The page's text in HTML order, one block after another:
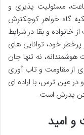
مسئولیت پذیری و
گاه خواهر کوچکترش
خانواده و بقا در شرایط
خود، توانایی های
نه تنها جان
از مقاومت و تاب آوری
در عین ترس، با اراده ای
پدرش است.
و امید